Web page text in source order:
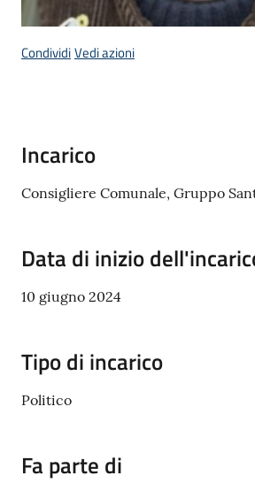
CondividiVedi azioni
Incarico
Consigliere Comunale, Gruppo
Data di inizio
10 giugno 2024
Tipo di incarico
Politico
Fa parte di